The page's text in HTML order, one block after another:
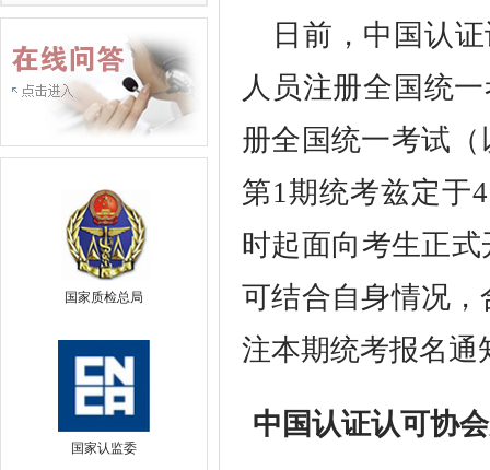
国家质检总局
国家认监委
日前，中国认
人员注册全国统
册全国统一考试（
第1期统考兹定于
时起面向考生正
可结合自身情况
注本期统考报名通
中国认证认可协